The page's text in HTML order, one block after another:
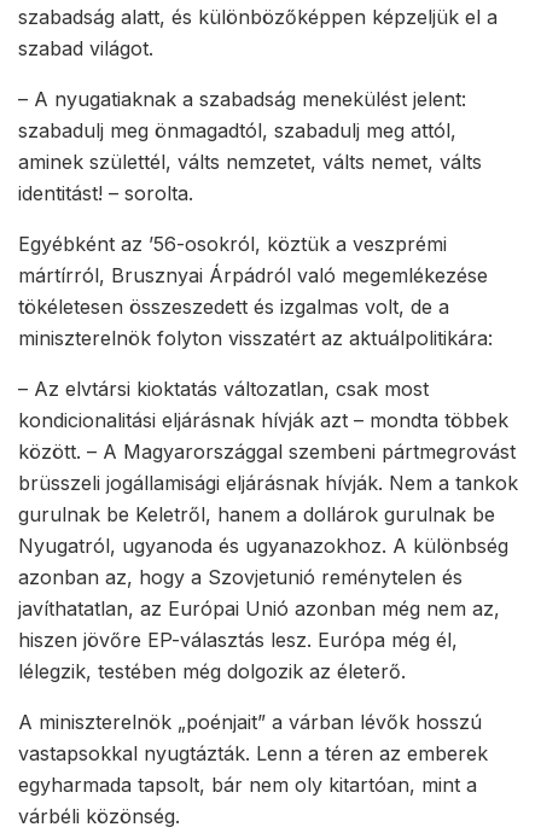
szabadság alatt, és különbözőképpen képzeljük el a
szabad világot.
– A nyugatiaknak a szabadság menekülést jelent:
szabadulj meg önmagadtól, szabadulj meg attól,
aminek születtél, válts nemzetet, válts nemet, válts
identitást! – sorolta.
Egyébként az ’56-osokról, köztük a veszprémi
mártírról, Brusznyai Árpádról való megemlékezése
tökéletesen összeszedett és izgalmas volt, de a
miniszterelnök folyton visszatért az aktuálpolitikára:
– Az elvtársi kioktatás változatlan, csak most
kondicionalitási eljárásnak hívják azt – mondta többek
között. – A Magyarországgal szembeni pártmegrovást
brüsszeli jogállamisági eljárásnak hívják. Nem a tankok
gurulnak be Keletről, hanem a dollárok gurulnak be
Nyugatról, ugyanoda és ugyanazokhoz. A különbség
azonban az, hogy a Szovjetunió reménytelen és
javíthatatlan, az Európai Unió azonban még nem az,
hiszen jövőre EP-választás lesz. Európa még él,
lélegzik, testében még dolgozik az életerő.
A miniszterelnök „poénjait” a várban lévők hosszú
vastapsokkal nyugtázták. Lenn a téren az emberek
egyharmada tapsolt, bár nem oly kitartóan, mint a
várbéli közönség.